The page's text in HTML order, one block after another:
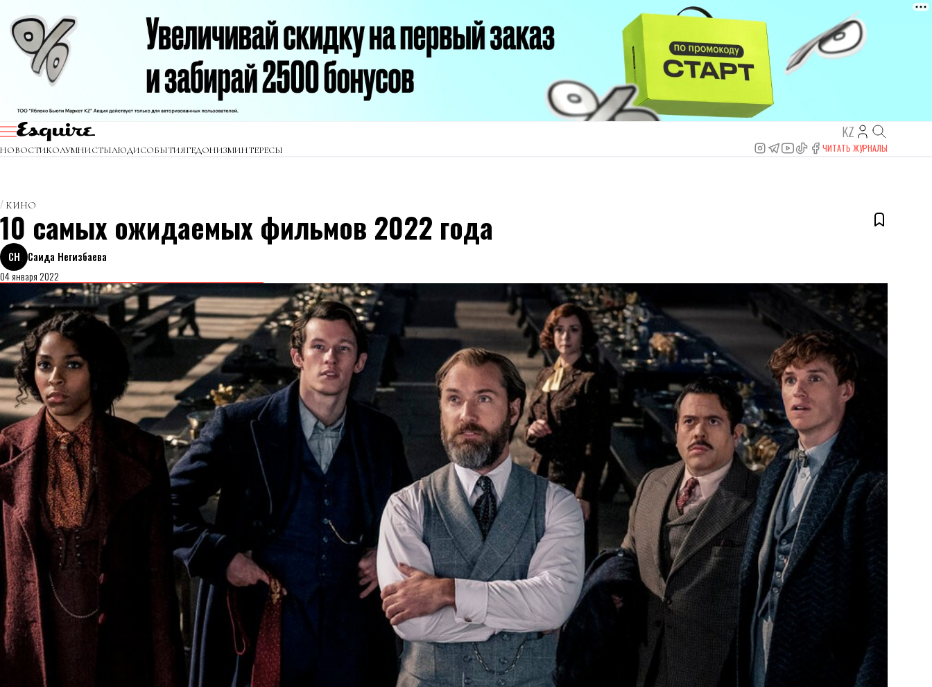
KZ
НОВОСТИКОЛУМНИСТЫЛЮДИСОБЫТИЯГЕДОНИЗМИНТЕРЕСЫ ЧИТАТЬ ЖУРНАЛЫ
КИНО
10 самых ожидаемых фильмов 2022 года
СН
Саида Негизбаева
04 января 2022